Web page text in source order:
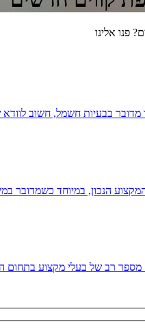
פנו אלינו
הנכון, במיוחד כשמדובר
רב של בעלי מקצוע